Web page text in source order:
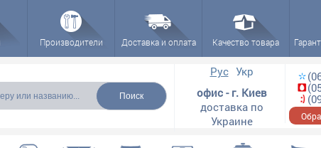
Производители Доставка и оплата Качество товара
Рус Укр
офис - г. Киев
доставка по
Украине